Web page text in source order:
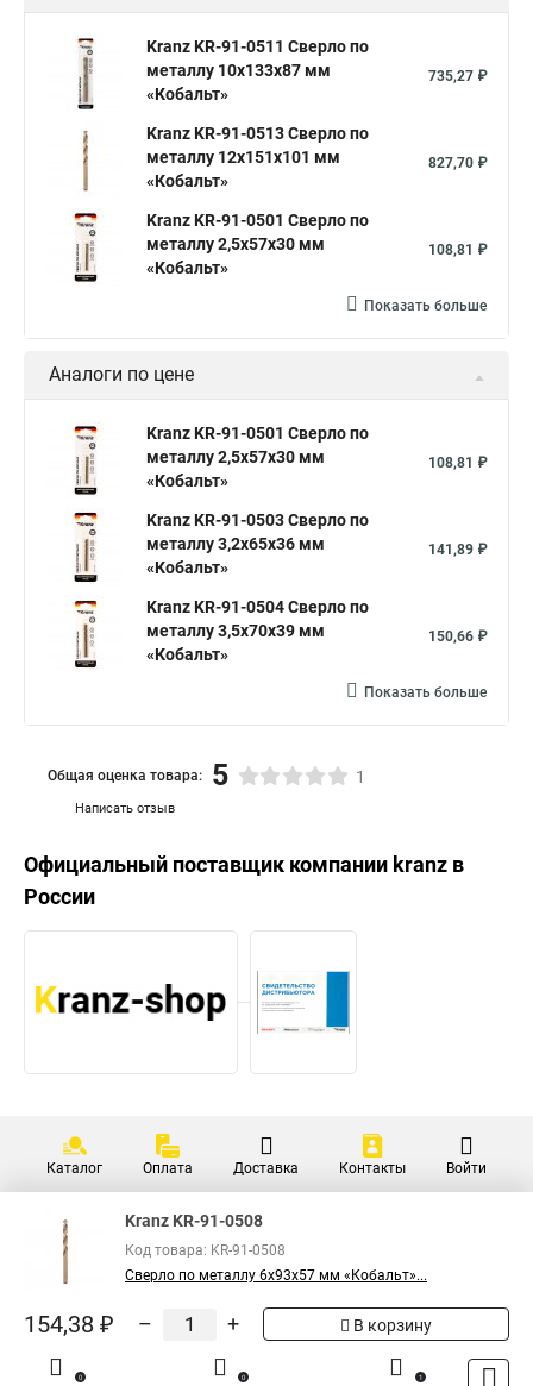
Kranz KR-91-0511 Сверло по
металлу 10х133х87 мм
«Кобальт»
735,27 ₽
Kranz KR-91-0513 Сверло по
металлу 12х151х101 мм
«Кобальт»
827,70 ₽
Kranz KR-91-0501 Сверло по
металлу 2,5х57х30 мм
«Кобальт»
108,81 ₽
Показать больше
Аналоги по цене
Kranz KR-91-0501 Сверло по
металлу 2,5х57х30 мм
«Кобальт»
108,81 ₽
Kranz KR-91-0503 Сверло по
металлу 3,2х65х36 мм
«Кобальт»
141,89 ₽
Kranz KR-91-0504 Сверло по
металлу 3,5х70х39 мм
«Кобальт»
150,66 ₽
Показать больше
Написать отзыв
Общая оценка товара: 5 1
Официальный поставщик компании kranz в
России
Каталог Оплата Доставка Контакты Войти
Kranz KR-91-0508
Код товара: KR-91-0508
Сверло по металлу 6х93х57 мм «Кобальт»...
154,38 ₽ – + В корзину
0 0 1